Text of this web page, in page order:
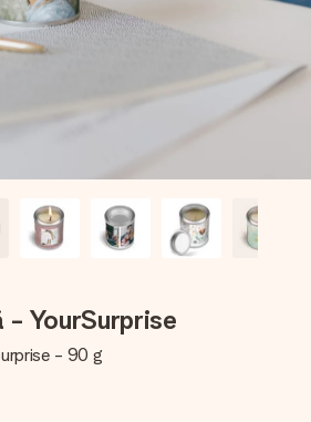
“yllätys!”
YourSurprise
- 90 g